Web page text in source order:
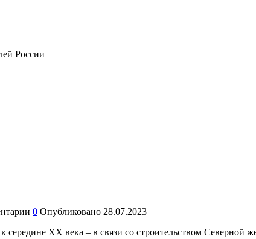
России
0 Опубликовано 28.07.2023
середине XX века – в связи со строительством